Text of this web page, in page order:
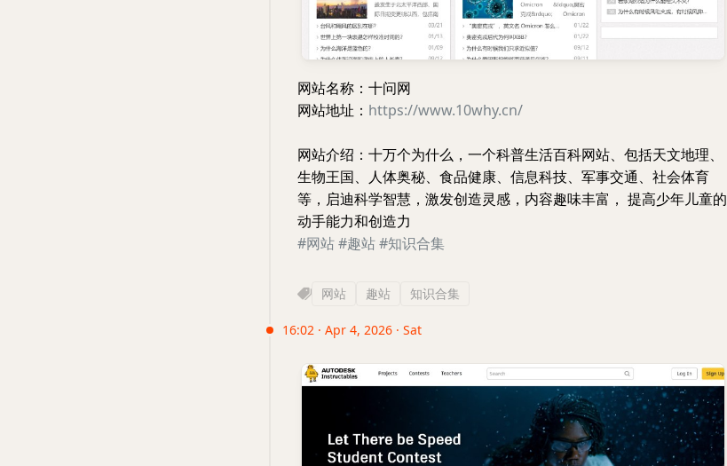
网站名称：十问网
网站地址： https://www.10why.cn/
网站介绍：十万个为什么，一个科普生活百科网站、包括天文地理、
生物王国、人体奥秘、食品健康、信息科技、军事交通、社会体育
等，启迪科学智慧，激发创造灵感，内容趣味丰富， 提高少年儿童的
动手能力和创造力
#网站#趣站#知识合集
网站 趣站 知识合集
16:02 · Apr 4, 2026 · Sat